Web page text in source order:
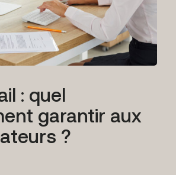
: quel
garantir aux
?